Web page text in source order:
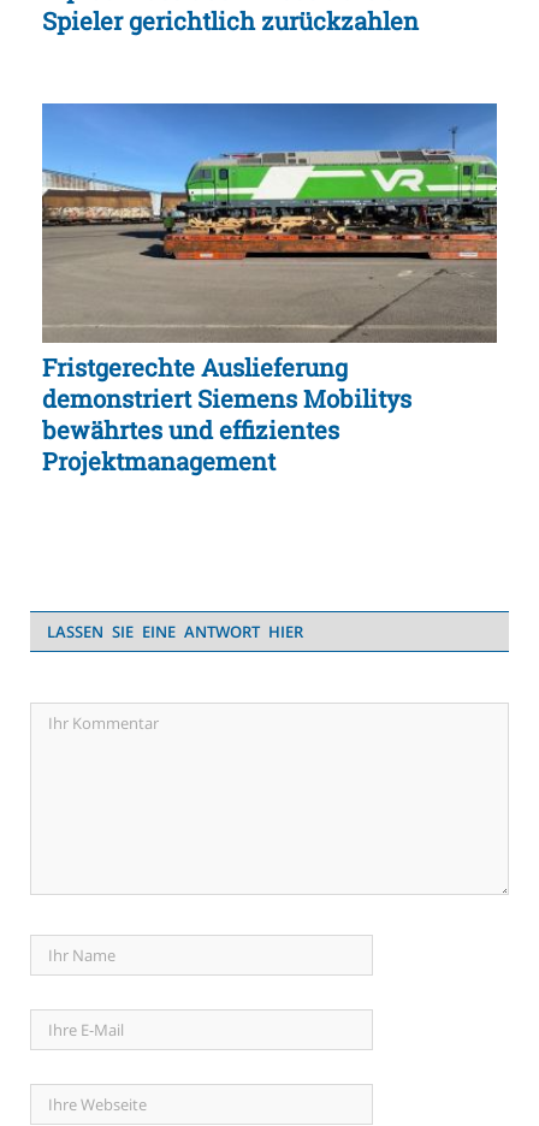
Spieler gerichtlich zurückzahlen
Fristgerechte Auslieferung
demonstriert Siemens Mobilitys
bewährtes und effizientes
Projektmanagement
LASSEN SIE EINE ANTWORT HIER